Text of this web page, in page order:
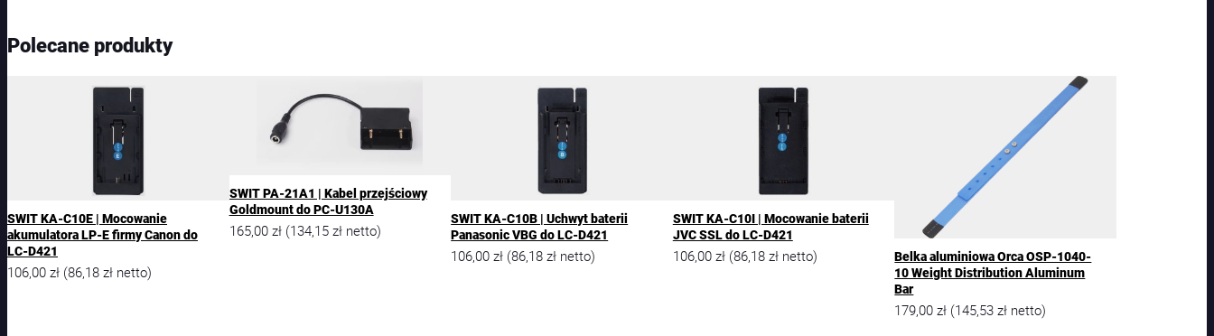
Polecane produkty
SWIT KA-C10E | Mocowanie
akumulatora LP-E firmy Canon do
LC-D421
106,00 zł (86,18 zł netto)
SWIT PA-21A1 | Kabel przejściowy
Goldmount do PC-U130A
165,00 zł (134,15 złnetto)
SWIT KA-C10B | Uchwyt baterii
Panasonic VBG do LC-D421
106,00zł (86,18zł netto)
SWIT KA-C10I | Mocowanie baterii
JVC SSL do LC-D421
106,00 zł (86,18 złnetto)
Belka aluminiowa Orca OSP-1040-
10 Weight Distribution Aluminum
Bar
179,00zł (145,53zł netto)